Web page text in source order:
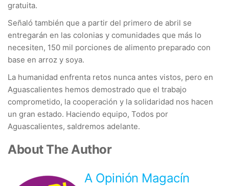
gratuita.
Señaló también que a partir del primero de abril se
entregarán en las colonias y comunidades que más lo
necesiten, 150 mil porciones de alimento preparado con
base en arroz y soya.
La humanidad enfrenta retos nunca antes vistos, pero en
Aguascalientes hemos demostrado que el trabajo
comprometido, la cooperación y la solidaridad nos hacen
un gran estado. Haciendo equipo, Todos por
Aguascalientes, saldremos adelante.
About The Author
A Opinión Magacín